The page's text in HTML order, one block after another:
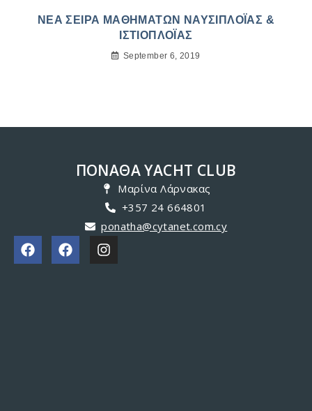
ΝΕΑ ΣΕΙΡΑ ΜΑΘΗΜΑΤΩΝ ΝΑΥΣΙΠΛΟΪΑΣ &
ΙΣΤΙΟΠΛΟΪΑΣ
September 6, 2019
ΠΟΝΑΘΑ YACHT CLUB
Μαρίνα Λάρνακας
+357 24 664801
ponatha@cytanet.com.cy